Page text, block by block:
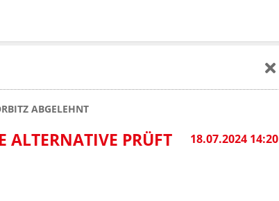
ABGELEHNT
18.07.2024 14:20
ALTERNATIVE PRÜFT